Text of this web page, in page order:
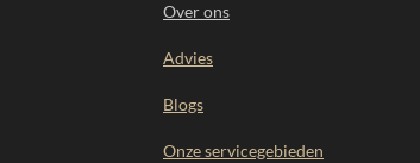
Over ons
Advies
Blogs
Onze servicegebieden